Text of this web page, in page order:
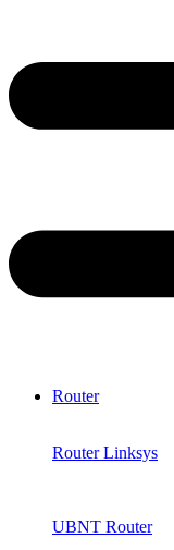
Router
Router Linksys
UBNT Router